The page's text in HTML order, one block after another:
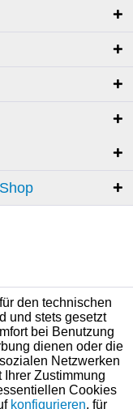
den technischen
und stets gesetzt
bei Benutzung
dienen oder die
Netzwerken
Zustimmung
Cookies
konfigurieren, für